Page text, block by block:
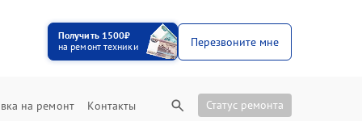
Получить 1500₽
на ремонт техники
Перезвоните мне
на ремонт Контакты Статус ремонта